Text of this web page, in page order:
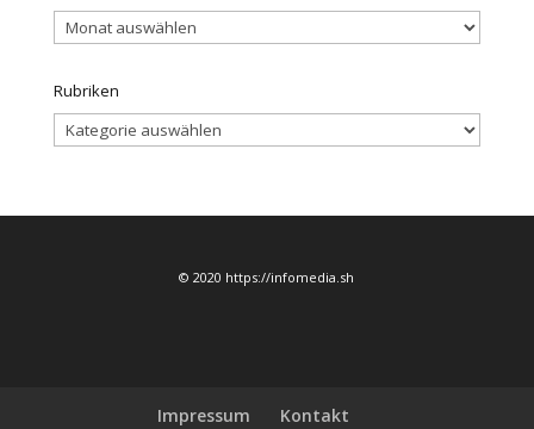
Archiv
Rubriken
Rubriken
© 2020 https://infomedia.sh
Impressum
Kontakt